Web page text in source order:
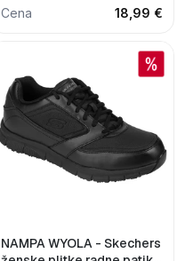
Cena 18,99 €
NAMPA WYOLA - Skechers